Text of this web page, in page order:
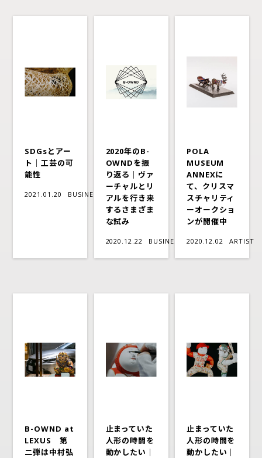
SDGsとアー
ト｜工芸の可
能性
2021.01.20 BUSINESS
2020年のB-
OWNDを振
り返る｜ヴァ
ーチャルとリ
アルを行き来
するさまざま
な試み
2020.12.22 BUSINESS
POLA
MUSEUM
ANNEXに
て、クリスマ
スチャリティ
ーオークショ
ンが開催中
2020.12.02 ARTIST
B-OWND at
LEXUS 第
二弾は中村弘
止まっていた
人形の時間を
動かしたい｜
止まっていた
人形の時間を
動かしたい｜